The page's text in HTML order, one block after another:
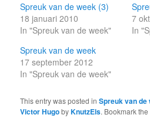
Spreuk van de week (3)
18 januari 2010
In "Spreuk van de week"
7
In
Spreuk van de week
17 september 2012
In "Spreuk van de week"
This entry was posted inSpreuk van de
Victor HugobyKnutzEls. Bookmark the